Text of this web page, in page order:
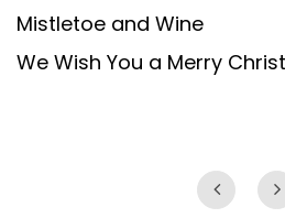
Mistletoe and Wine
We Wish You a Merry